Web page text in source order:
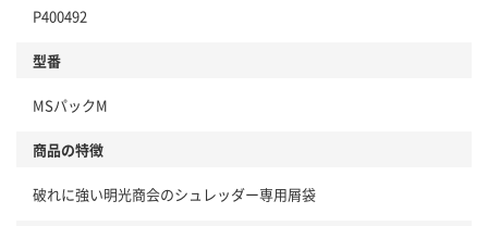
P400492
型番
MSパックM
商品の特徴
破れに強い明光商会のシュレッダー専用屑袋